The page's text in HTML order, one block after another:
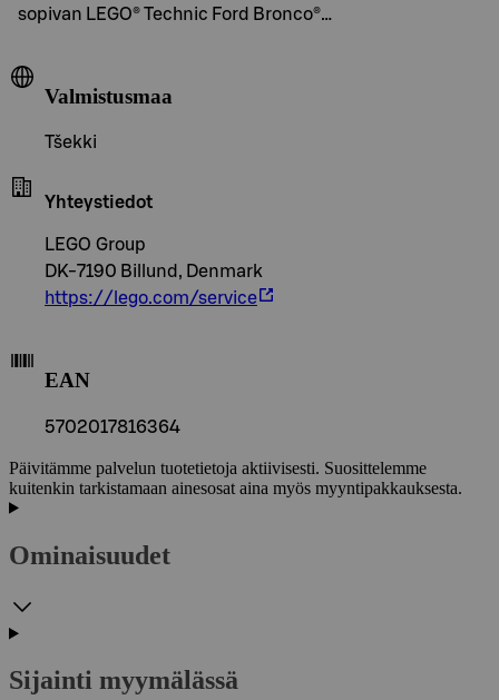
sopivan LEGO® Technic Ford Bronco®…
Valmistusmaa
Tšekki
Yhteystiedot
LEGO Group
DK-7190 Billund, Denmark
https://lego.com/service
EAN
5702017816364
Päivitämme palvelun tuotetietoja aktiivisesti. Suosittelemme
kuitenkin tarkistamaan ainesosat aina myös myyntipakkauksesta.
Ominaisuudet
Sijainti myymälässä